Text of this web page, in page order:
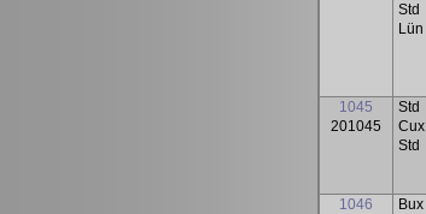
Std
Lün
1045
201045
Std
Cux
Std
1046
Bux